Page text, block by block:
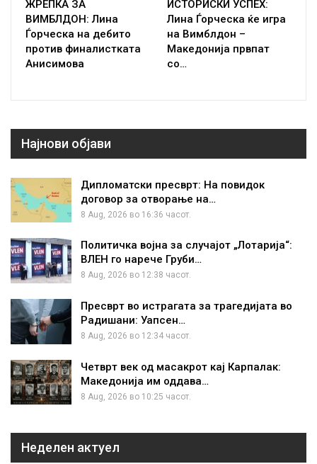
ЖРЕПКА ЗА
ВИМБЛДОН: Лина
Ѓорческа на дебито
против финалистката
Анисимова
ИСТОРИСКИ УСПЕХ:
Лина Ѓорческа ќе игра
на Вимблдон –
Македонија првпат
со…
Најнови објави
Дипломатски пресврт: На повидок
договор за отворање на…
8 Aug, 2026 во 16:36 часот.
Политичка војна за случајот „Лотарија“:
ВЛЕН го нарече Груби…
8 Aug, 2026 во 12:38 часот.
Пресврт во истрагата за трагедијата во
Радишани: Уапсен…
8 Aug, 2026 во 12:34 часот.
Четврт век од масакрот кај Карпалак:
Македонија им оддава…
8 Aug, 2026 во 10:25 часот.
Неделен актуел